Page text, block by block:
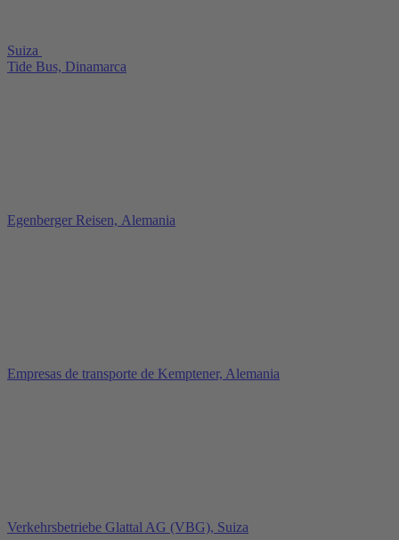
Suiza
Tide Bus, Dinamarca
Egenberger Reisen, Alemania
Empresas de transporte de Kemptener, Alemania
Verkehrsbetriebe Glattal AG (VBG), Suiza